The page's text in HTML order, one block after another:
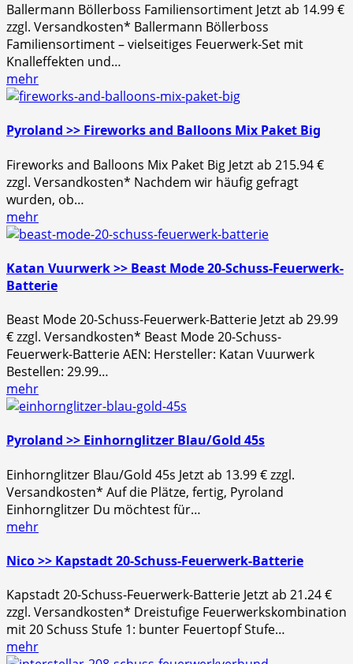
Ballermann Böllerboss Familiensortiment Jetzt ab 14.99 €
zzgl. Versandkosten* Ballermann Böllerboss
Familiensortiment – vielseitiges Feuerwerk-Set mit
Knalleffekten und…
mehr
Pyroland >> Fireworks and Balloons Mix Paket Big
Fireworks and Balloons Mix Paket Big Jetzt ab 215.94 €
zzgl. Versandkosten* Nachdem wir häufig gefragt
wurden, ob…
mehr
Katan Vuurwerk >> Beast Mode 20-Schuss-Feuerwerk-
Batterie
Beast Mode 20-Schuss-Feuerwerk-Batterie Jetzt ab 29.99
€ zzgl. Versandkosten* Beast Mode 20-Schuss-
Feuerwerk-Batterie AEN: Hersteller: Katan Vuurwerk
Bestellen: 29.99…
mehr
Pyroland >> Einhornglitzer Blau/Gold 45s
Einhornglitzer Blau/Gold 45s Jetzt ab 13.99 € zzgl.
Versandkosten* Auf die Plätze, fertig, Pyroland
Einhornglitzer Du möchtest für…
mehr
Nico >> Kapstadt 20-Schuss-Feuerwerk-Batterie
Kapstadt 20-Schuss-Feuerwerk-Batterie Jetzt ab 21.24 €
zzgl. Versandkosten* Dreistufige Feuerwerkskombination
mit 20 Schuss Stufe 1: bunter Feuertopf Stufe…
mehr